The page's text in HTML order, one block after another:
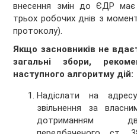
внесення змін до ЄДР має
трьох робочих днів з
протоколу).
Якщо засновників не
загальні збори,
наступного алгоритму дій:
Надіслати на
звільнення за
дотриманням